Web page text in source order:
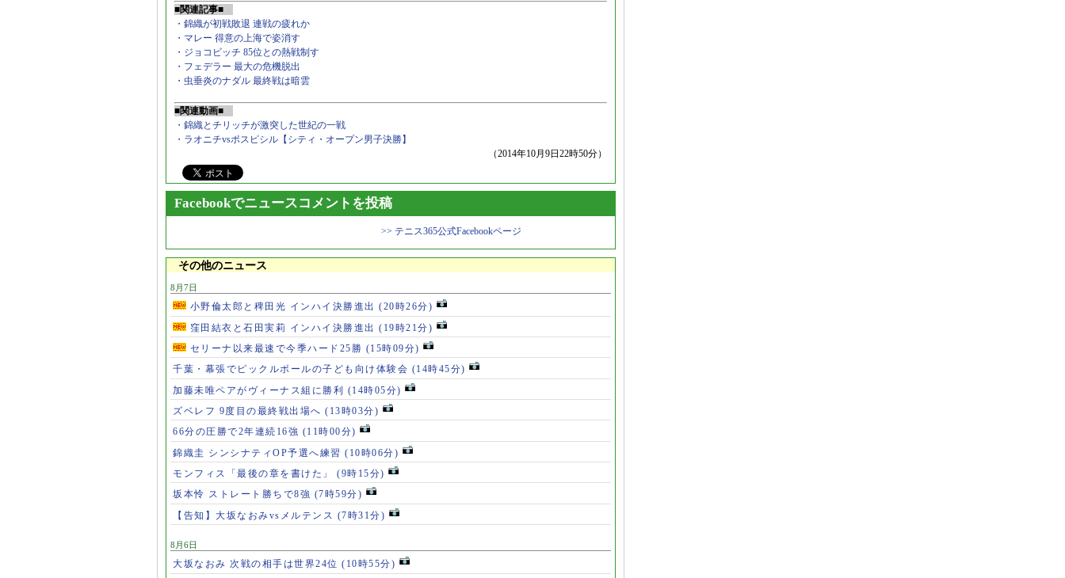
■関連記事■
・錦織が初戦敗退 連戦の疲れか
・マレー 得意の上海で姿消す
・ジョコビッチ 85位との熱戦制す
・フェデラー 最大の危機脱出
・虫垂炎のナダル 最終戦は暗雲
■関連動画■
・錦織とチリッチが激突した世紀の一戦
・ラオニチvsポスピシル【シティ・オープン男子決勝】
（2014年10月9日22時50分）
Facebookでニュースコメントを投稿
>> テニス365公式Facebookページ
その他のニュース
8月7日
小野倫太郎と稗田光 インハイ決勝進出 (20時26分)
窪田結衣と石田実莉 インハイ決勝進出 (19時21分)
セリーナ以来最速で今季ハード25勝 (15時09分)
千葉・幕張でピックルボールの子ども向け体験会 (14時45分)
加藤未唯ペアがヴィーナス組に勝利 (14時05分)
ズベレフ 9度目の最終戦出場へ (13時03分)
66分の圧勝で2年連続16強 (11時00分)
錦織圭 シンシナティOP予選へ練習 (10時06分)
モンフィス「最後の章を書けた」 (9時15分)
坂本怜 ストレート勝ちで8強 (7時59分)
【告知】大坂なおみvsメルテンス (7時31分)
8月6日
大坂なおみ 次戦の相手は世界24位 (10時55分)